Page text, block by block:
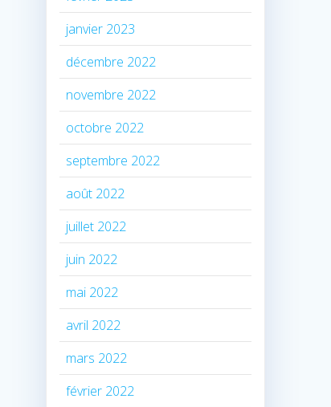
janvier 2023
décembre 2022
novembre 2022
octobre 2022
septembre 2022
août 2022
juillet 2022
juin 2022
mai 2022
avril 2022
mars 2022
février 2022